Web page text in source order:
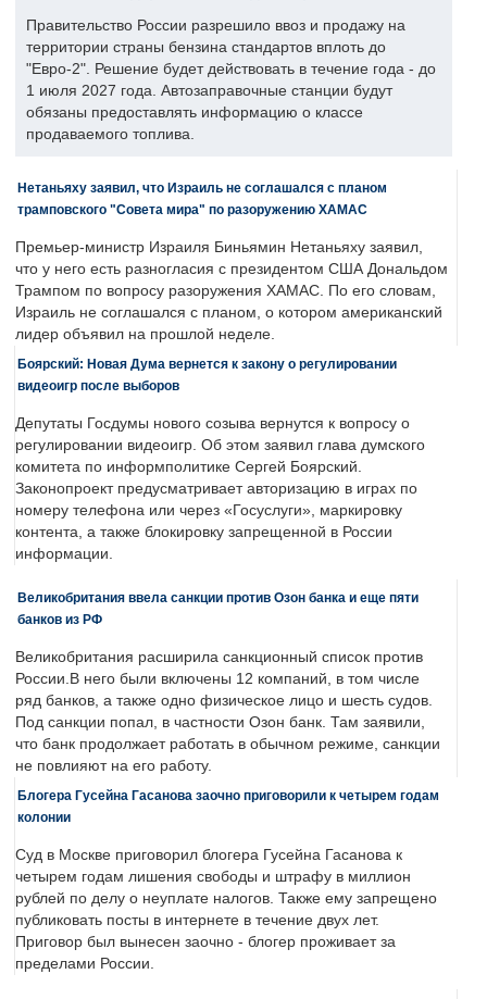
Правительство России разрешило ввоз и продажу на
территории страны бензина стандартов вплоть до
"Евро-2". Решение будет действовать в течение года - до
1 июля 2027 года. Автозаправочные станции будут
обязаны предоставлять информацию о классе
продаваемого топлива.
Нетаньяху заявил, что Израиль не соглашался с планом
трамповского "Совета мира" по разоружению ХАМАС
Премьер-министр Израиля Биньямин Нетаньяху заявил,
что у него есть разногласия с президентом США Дональдом
Трампом по вопросу разоружения ХАМАС. По его словам,
Израиль не соглашался с планом, о котором американский
лидер объявил на прошлой неделе.
Боярский: Новая Дума вернется к закону о регулировании
видеоигр после выборов
Депутаты Госдумы нового созыва вернутся к вопросу о
регулировании видеоигр. Об этом заявил глава думского
комитета по информполитике Сергей Боярский.
Законопроект предусматривает авторизацию в играх по
номеру телефона или через «Госуслуги», маркировку
контента, а также блокировку запрещенной в России
информации.
Великобритания ввела санкции против Озон банка и еще пяти
банков из РФ
Великобритания расширила санкционный список против
России.В него были включены 12 компаний, в том числе
ряд банков, а также одно физическое лицо и шесть судов.
Под санкции попал, в частности Озон банк. Там заявили,
что банк продолжает работать в обычном режиме, санкции
не повлияют на его работу.
Блогера Гусейна Гасанова заочно приговорили к четырем годам
колонии
Суд в Москве приговорил блогера Гусейна Гасанова к
четырем годам лишения свободы и штрафу в миллион
рублей по делу о неуплате налогов. Также ему запрещено
публиковать посты в интернете в течение двух лет.
Приговор был вынесен заочно - блогер проживает за
пределами России.